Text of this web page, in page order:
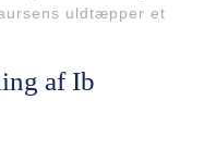
uldtæpper et
af Ib